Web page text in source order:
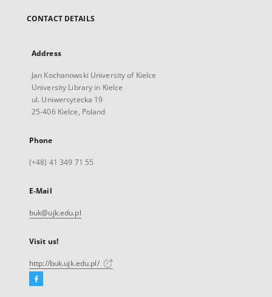
CONTACT DETAILS
Address
Jan Kochanowski University of Kielce
University Library in Kielce
ul. Uniwersytecka 19
25-406 Kielce, Poland
Phone
(+48) 41 349 71 55
E-Mail
buk@ujk.edu.pl
Visit us!
http://buk.ujk.edu.pl/
Facebook